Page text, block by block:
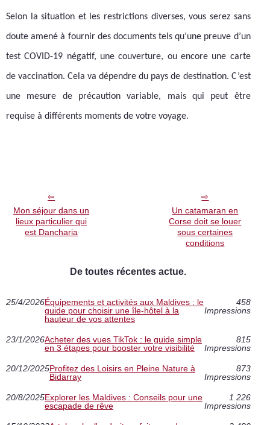
Selon la situation et les restrictions diverses, vous serez sans
doute amené à fournir des documents tels qu’une preuve d’un
test COVID-19 négatif, une couverture, ou encore une carte
de vaccination. Cela va dépendre du pays de destination. C’est
une mesure de précaution variable, mais qui peut être
requise à différents moments de votre voyage.
Mon séjour dans un
lieux particulier qui
est Dancharia
Un catamaran en
Corse doit se louer
sous certaines
conditions
De toutes récentes actue.
25/4/2026Équipements et activités aux Maldives : le
guide pour choisir une île-hôtel à la
hauteur de vos attentes
458
Impressions
23/1/2026Acheter des vues TikTok : le guide simple
en 3 étapes pour booster votre visibilité
815
Impressions
20/12/2025Profitez des Loisirs en Pleine Nature à
Bidarray
873
Impressions
20/8/2025Explorer les Maldives : Conseils pour une
escapade de rêve
1 226
Impressions